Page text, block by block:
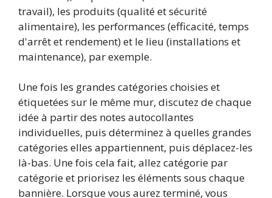
travail), les produits (qualité et sécurité
alimentaire), les performances (efficacité, temps
d'arrêt et rendement) et le lieu (installations et
maintenance), par exemple.
Une fois les grandes catégories choisies et
étiquetées sur le même mur, discutez de chaque
idée à partir des notes autocollantes
individuelles, puis déterminez à quelles grandes
catégories elles appartiennent, puis déplacez-les
là-bas. Une fois cela fait, allez catégorie par
catégorie et priorisez les éléments sous chaque
bannière. Lorsque vous aurez terminé, vous